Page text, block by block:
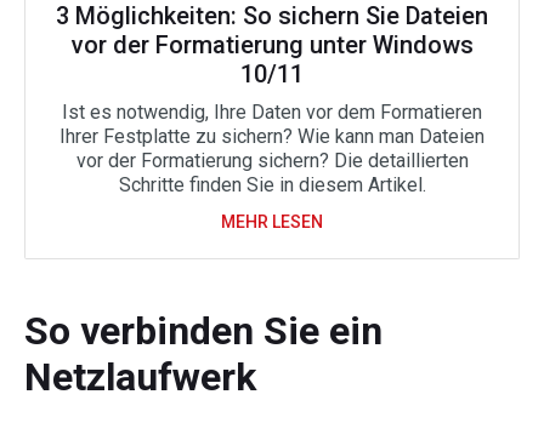
3 Möglichkeiten: So sichern Sie Dateien
vor der Formatierung unter Windows
10/11
Ist es notwendig, Ihre Daten vor dem Formatieren
Ihrer Festplatte zu sichern? Wie kann man Dateien
vor der Formatierung sichern? Die detaillierten
Schritte finden Sie in diesem Artikel.
MEHR LESEN
So verbinden Sie ein
Netzlaufwerk